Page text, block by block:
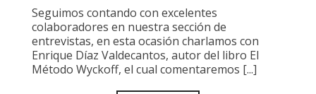
Seguimos contando con excelentes
colaboradores en nuestra sección de
entrevistas, en esta ocasión charlamos con
Enrique Díaz Valdecantos, autor del libro El
Método Wyckoff, el cual comentaremos [...]